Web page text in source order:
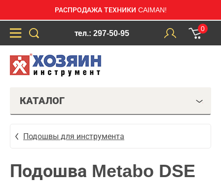
РАСПРОДАЖА ТЕХНИКИ CAIMAN!
тел.: 297-50-95
0
КАТАЛОГ
Подошвы для инструмента
Подошва Metabo DSE